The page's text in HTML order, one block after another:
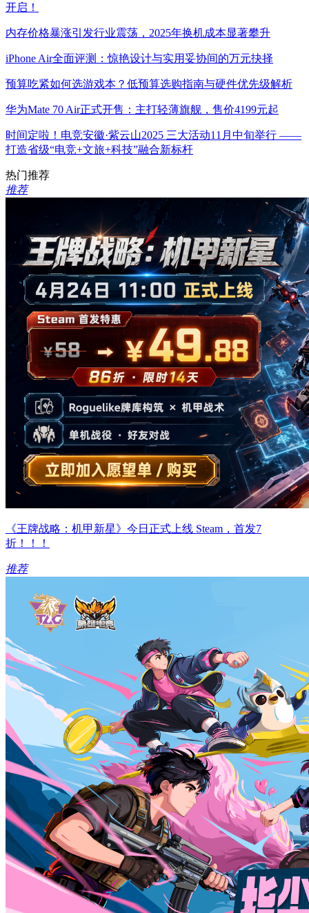
开启！
内存价格暴涨引发行业震荡，2025年换机成本显著攀升
iPhone Air全面评测：惊艳设计与实用妥协间的万元抉择
预算吃紧如何选游戏本？低预算选购指南与硬件优先级解析
华为Mate 70 Air正式开售：主打轻薄旗舰，售价4199元起
时间定啦！电竞安徽·紫云山2025 三大活动11月中旬举行 ——
打造省级“电竞+文旅+科技”融合新标杆
热门推荐
推荐
《王牌战略：机甲新星》今日正式上线 Steam，首发7
折！！！
推荐